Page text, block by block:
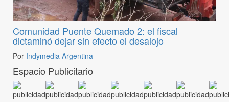
Comunidad Puente Quemado 2: el fiscal
dictaminó dejar sin efecto el desalojo
Por Indymedia Argentina
Espacio Publicitario